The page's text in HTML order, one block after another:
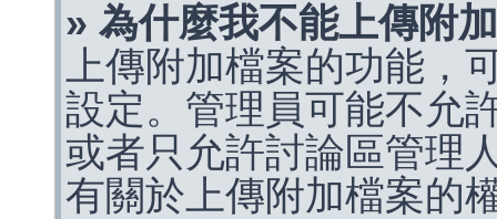
» 為什麼我不能上傳附
上傳附加檔案的功能，
設定。管理員可能不允
或者只允許討論區管理
有關於上傳附加檔案的